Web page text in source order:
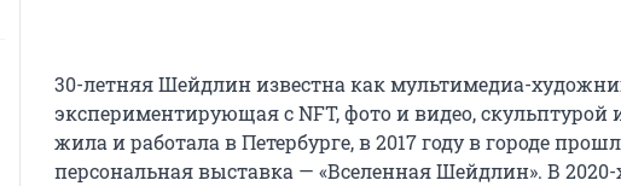
30-летняя Шейдлин известна как мультимедиа-
экспериментирующая с NFT, фото и видео,
жила и работала в Петербурге, в 2017 году в городе
персональная выставка — «Вселенная Шейдлин». В